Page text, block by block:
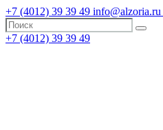
+7 (4012) 39 39 49 info@alzoria.ru
+7 (4012) 39 39 49